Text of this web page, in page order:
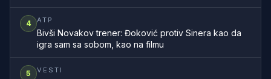
4 ATP
Bivši Novakov trener: Đoković protiv Sinera kao da
igra sam sa sobom, kao na filmu
5 VESTI